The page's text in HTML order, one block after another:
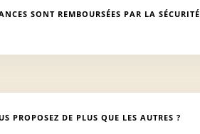
SONT REMBOURSÉES PAR LA SÉCURITÉ
PROPOSEZ DE PLUS QUE LES AUTRES ?